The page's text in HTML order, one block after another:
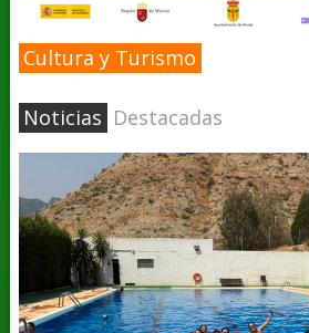
Cultura y Turismo
Noticias Destacadas